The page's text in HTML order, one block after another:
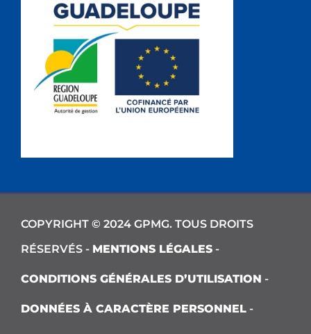
COPYRIGHT © 2024 GPMG. TOUS DROITS
RÉSERVÉS - MENTIONS LÉGALES -
CONDITIONS GÉNÉRALES D’UTILISATION -
DONNÉES À CARACTÈRE PERSONNEL -